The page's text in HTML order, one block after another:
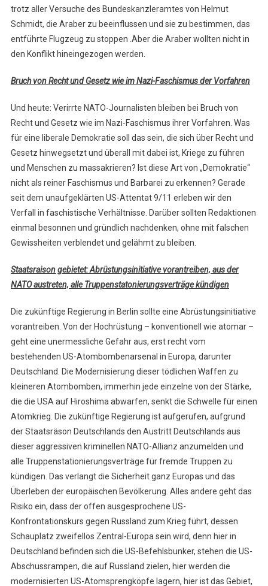
trotz aller Versuche des Bundeskanzleramtes von Helmut
Schmidt, die Araber zu beeinflussen und sie zu bestimmen, das
entführte Flugzeug zu stoppen .Aber die Araber wollten nicht in
den Konflikt hineingezogen werden.
Bruch von Recht und Gesetz wie im Nazi-Faschismus der Vorfahren
Und heute: Verirrte NATO-Journalisten bleiben bei Bruch von
Recht und Gesetz wie im Nazi-Faschismus ihrer Vorfahren. Was
für eine liberale Demokratie soll das sein, die sich über Recht und
Gesetz hinwegsetzt und überall mit dabei ist, Kriege zu führen
und Menschen zu massakrieren? Ist diese Art von „Demokratie“
nicht als reiner Faschismus und Barbarei zu erkennen? Gerade
seit dem unaufgeklärten US-Attentat 9/11 erleben wir den
Verfall in faschistische Verhältnisse. Darüber sollten Redaktionen
einmal besonnen und gründlich nachdenken, ohne mit falschen
Gewissheiten verblendet und gelähmt zu bleiben.
Staatsraison gebietet: Abrüstungsinitiative vorantreiben, aus der
NATO austreten, alle Truppenstatonierungsverträge kündigen
Die zukünftige Regierung in Berlin sollte eine Abrüstungsinitiative
vorantreiben. Von der Hochrüstung – konventionell wie atomar –
geht eine unermessliche Gefahr aus, erst recht vom
bestehenden US-Atombombenarsenal in Europa, darunter
Deutschland. Die Modernisierung dieser tödlichen Waffen zu
kleineren Atombomben, immerhin jede einzelne von der Stärke,
die die USA auf Hiroshima abwarfen, senkt die Schwelle für einen
Atomkrieg. Die zukünftige Regierung ist aufgerufen, aufgrund
der Staatsräson Deutschlands den Austritt Deutschlands aus
dieser aggressiven kriminellen NATO-Allianz anzumelden und
alle Truppenstationierungsverträge für fremde Truppen zu
kündigen. Das verlangt die Sicherheit ganz Europas und das
Überleben der europäischen Bevölkerung. Alles andere geht das
Risiko ein, dass der offen ausgesprochene US-
Konfrontationskurs gegen Russland zum Krieg führt, dessen
Schauplatz zweifellos Zentral-Europa sein wird, denn hier in
Deutschland befinden sich die US-Befehlsbunker, stehen die US-
Abschussrampen, die auf Russland zielen, hier werden die
modernisierten US-Atomsprengköpfe lagern, hier ist das Gebiet,